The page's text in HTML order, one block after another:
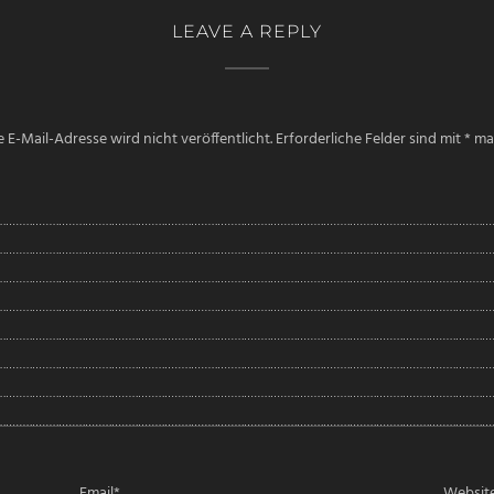
LEAVE A REPLY
E-Mail-Adresse wird nicht veröffentlicht.Erforderliche Felder sind mit*